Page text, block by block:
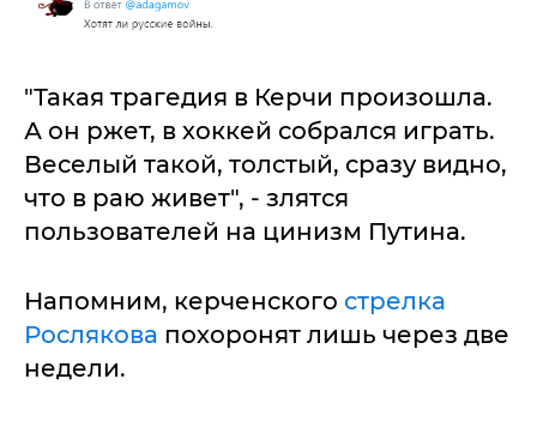
"Такая трагедия в Керчи произошла.
А он ржет, в хоккей собрался играть.
Веселый такой, толстый, сразу видно,
что в раю живет", - злятся
пользователей на цинизм Путина.
Напомним, керченского стрелка
Рослякова похоронят лишь через две
недели.